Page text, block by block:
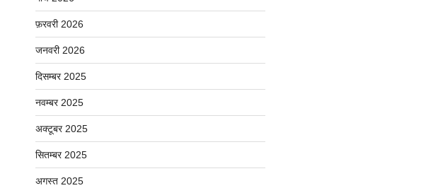
फ़रवरी 2026
जनवरी 2026
दिसम्बर 2025
नवम्बर 2025
अक्टूबर 2025
सितम्बर 2025
अगस्त 2025